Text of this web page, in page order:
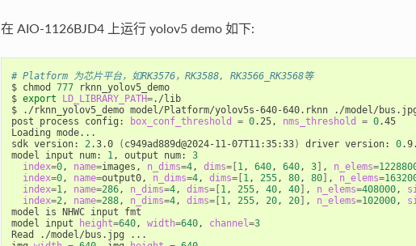
在 AIO-1126BJD4 上运行 yolov5 demo 如下:
# Platform 为芯片平台，如RK3576，RK3588, RK3566_RK3568等
$ chmod 777 rknn_yolov5_demo
$ export LD_LIBRARY_PATH=./lib
$ ./rknn_yolov5_demo model/Platform/yolov5s-640-640.rknn ./model/
post process config:
box_conf_threshold = 0.25, nms_threshold = 0.45
Loading mode...
sdk version: 2.3.0 ( c949ad889d@2024-11-07T11:35:33) driver version: 0
model input num: 1, output num: 3
index=0, name=images, n_dims=4, dims=[ 1, 640, 640, 3] , n_elems=
index=0, name=output0, n_dims=4, dims=[ 1, 255, 80, 80] , n_elems=
index=1, name=286, n_dims=4, dims=[ 1, 255, 40, 40] , n_elems=408000,
index=2, name=288, n_dims=4, dims=[ 1, 255, 20, 20] , n_elems=102000,
model is NHWC input fmt
model input
height=640, width=640, channel=3
Read ./model/bus.jpg ...